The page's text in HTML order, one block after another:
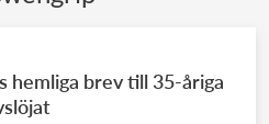
hemliga brev till 35-åriga